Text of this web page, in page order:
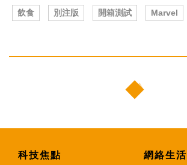
飲食 別注版 開箱測試 Marvel
科技焦點 網絡生活